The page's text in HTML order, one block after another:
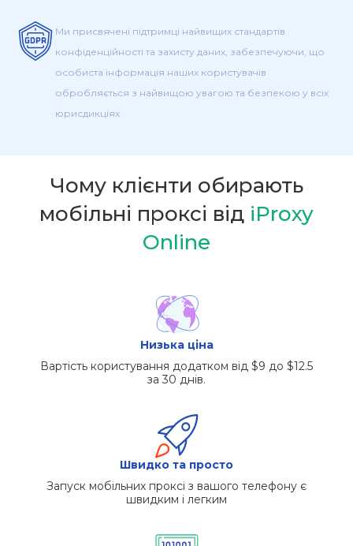
Ми присвячені підтримці найвищих стандартів
конфіденційності та захисту даних, забезпечуючи, що
особиста інформація наших користувачів
обробляється з найвищою увагою та безпекою у всіх
юрисдикціях
Чому клієнти обирають
мобільні проксі від iProxy
Online
Низька ціна
Вартість користування додатком від $9 до $12.5
за 30 днів.
Швидко та просто
Запуск мобільних проксі з вашого телефону є
швидким і легким